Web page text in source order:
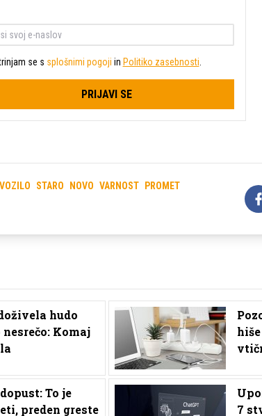
se s splošnimi pogoji in Politiko zasebnosti
PRIJAVI SE
VOZILO STARO NOVO VARNOST PROMET
hudo
Komaj
To je
preden greste
7